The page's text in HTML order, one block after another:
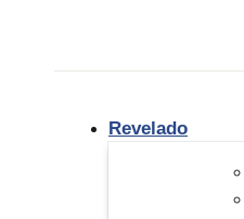
Revelado